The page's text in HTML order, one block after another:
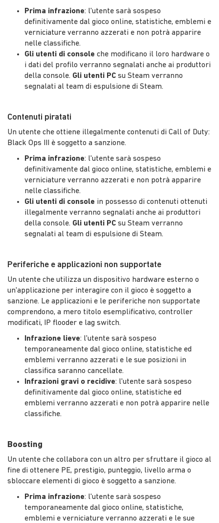
Prima infrazione: l'utente sarà sospeso
definitivamente dal gioco online, statistiche, emblemi e
verniciature verranno azzerati e non potrà apparire
nelle classifiche.
Gli utenti di console che modificano il loro hardware o
i dati del profilo verranno segnalati anche ai produttori
della console. Gli utenti PC su Steam verranno
segnalati al team di espulsione di Steam.
Contenuti piratati
Un utente che ottiene illegalmente contenuti di Call of Duty:
Black Ops III è soggetto a sanzione.
Prima infrazione: l'utente sarà sospeso
definitivamente dal gioco online, statistiche, emblemi e
verniciature verranno azzerati e non potrà apparire
nelle classifiche.
Gli utenti di console in possesso di contenuti ottenuti
illegalmente verranno segnalati anche ai produttori
della console. Gli utenti PC su Steam verranno
segnalati al team di espulsione di Steam.
Periferiche e applicazioni non supportate
Un utente che utilizza un dispositivo hardware esterno o
un'applicazione per interagire con il gioco è soggetto a
sanzione. Le applicazioni e le periferiche non supportate
comprendono, a mero titolo esemplificativo, controller
modificati, IP flooder e lag switch.
Infrazione lieve: l'utente sarà sospeso
temporaneamente dal gioco online, statistiche ed
emblemi verranno azzerati e le sue posizioni in
classifica saranno cancellate.
Infrazioni gravi o recidive: l'utente sarà sospeso
definitivamente dal gioco online, statistiche ed
emblemi verranno azzerati e non potrà apparire nelle
classifiche.
Boosting
Un utente che collabora con un altro per sfruttare il gioco al
fine di ottenere PE, prestigio, punteggio, livello arma o
sbloccare elementi di gioco è soggetto a sanzione.
Prima infrazione: l'utente sarà sospeso
temporaneamente dal gioco online, statistiche,
emblemi e verniciature verranno azzerati e le sue